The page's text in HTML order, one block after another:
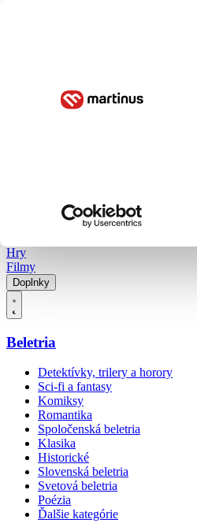
Hry
Filmy
Doplnky
Beletria
Detektívky, trilery a horory
Sci-fi a fantasy
Komiksy
Romantika
Spoločenská beletria
Klasika
Historické
Slovenská beletria
Svetová beletria
Poézia
Ďalšie kategórie